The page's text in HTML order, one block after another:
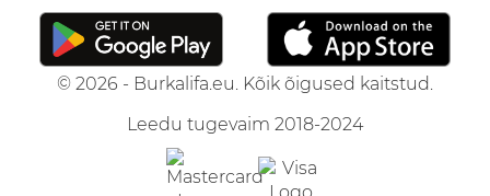
© 2026 - Burkalifa.eu. Kõik õigused kaitstud.
Leedu tugevaim 2018-2024